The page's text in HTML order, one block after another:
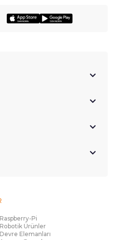
Raspberry-Pi
Robotik Ürünler
Devre Elemanları